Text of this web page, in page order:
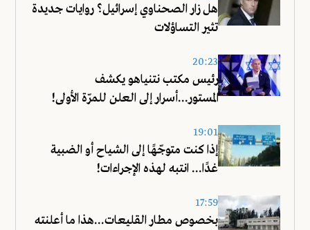
هل زار الصحناوي إسرائيل؟ روايات جديدة
تثير التساؤلات
20:23
رئيس مكتب نتنياهو يكشف
المستور...أسرار إلى العلن للمرّة الأولى!
19:01
إذا كنت متوجّهًا إلى الشياح أو الضبية
غدًا... انتبه لهذه الإجراءات!
17:59
بخصوص مطار القليعات...هذا ما أعلنته